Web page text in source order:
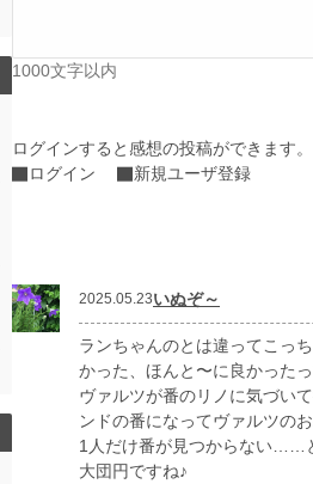
1000文字以内
ログインすると感想の投稿ができます。
ログイン
新規ユーザ登録
2025.05.23いぬぞ～
ランちゃんのとは違ってこっ
かった、ほんと〜に良かったっ
ヴァルツが番のリノに気づい
ンドの番になってヴァルツの
1人だけ番が見つからない……
大団円ですね♪